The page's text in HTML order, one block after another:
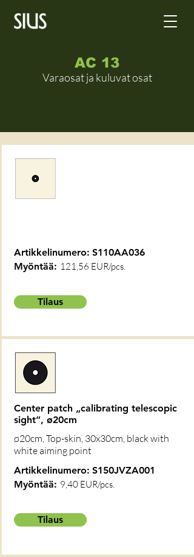
AC 13
Varaosat ja kuluvat osat
Artikkelinumero: S110AA036
Myöntää: 121,56 EUR/pcs.
Tilaus
Center patch „calibrating telescopic
sight“, ø20cm
ø20cm, Top-skin, 30x30cm, black with
white aiming point
Artikkelinumero: S150JVZA001
Myöntää: 9,40 EUR/pcs.
Tilaus